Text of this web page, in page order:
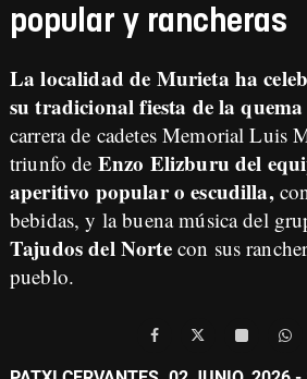
popular y rancheras
La localidad de Murieta ha
su tradicional fiesta de la
carrera de cadetes Memorial Luis
triunfo de Enzo Elizburu del
aperitivo popular o escudilla,
bebidas, y la buena música del
Tajudos del Nortecon sus
pueblo.